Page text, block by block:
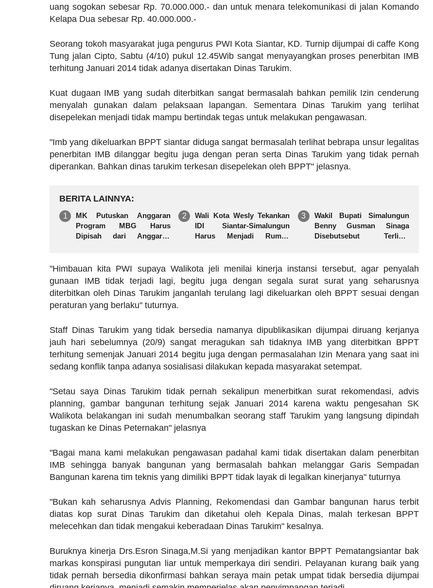
uang sogokan sebesar Rp. 70.000.000.- dan untuk menara telekomunikasi di jalan Komando
Kelapa Dua sebesar Rp. 40.000.000.-
Seorang tokoh masyarakat juga pengurus PWI Kota Siantar, KD. Turnip dijumpai di caffe Kong
Tung jalan Cipto, Sabtu (4/10) pukul 12.45Wib sangat menyayangkan proses penerbitan IMB
terhitung Januari 2014 tidak adanya disertakan Dinas Tarukim.
Kuat dugaan IMB yang sudah diterbitkan sangat bermasalah bahkan pemilik Izin cenderung
menyalah gunakan dalam pelaksaan lapangan. Sementara Dinas Tarukim yang terlihat
disepelekan menjadi tidak mampu bertindak tegas untuk melakukan pengawasan.
"Imb yang dikeluarkan BPPT siantar diduga sangat bermasalah terlihat bebrapa unsur legalitas
penerbitan IMB dilanggar begitu juga dengan peran serta Dinas Tarukim yang tidak pernah
diperankan. Bahkan dinas tarukim terkesan disepelekan oleh BPPT" jelasnya.
BERITA LAINNYA
MK Putuskan Anggaran
Program MBG Harus
Dipisah dari Anggaran
Wali Kota Wesly Tekankan
IDI Siantar-Simalungun
Harus Menjadi Rumah
Wakil Bupati Simalungun
Benny Gusman Sinaga
Disebutsebut Terlibat
Simalungun
"Himbauan kita PWI supaya Walikota jeli menilai kinerja instansi tersebut, agar penyalah
gunaan IMB tidak terjadi lagi, begitu juga dengan segala surat surat yang seharusnya
diterbitkan oleh Dinas Tarukim janganlah terulang lagi dikeluarkan oleh BPPT sesuai dengan
peraturan yang berlaku" tuturnya.
Staff Dinas Tarukim yang tidak bersedia namanya dipublikasikan dijumpai diruang kerjanya
jauh hari sebelumnya (20/9) sangat meragukan sah tidaknya IMB yang diterbitkan BPPT
terhitung semenjak Januari 2014 begitu juga dengan permasalahan Izin Menara yang saat ini
sedang konflik tanpa adanya sosialisasi dilakukan kepada masyarakat setempat.
"Setau saya Dinas Tarukim tidak pernah sekalipun menerbitkan surat rekomendasi, advis
planning, gambar bangunan terhitung sejak Januari 2014 karena waktu pengesahan SK
Walikota belakangan ini sudah menumbalkan seorang staff Tarukim yang langsung dipindah
tugaskan ke Dinas Peternakan" jelasnya
"Bagai mana kami melakukan pengawasan padahal kami tidak disertakan dalam penerbitan
IMB sehingga banyak bangunan yang bermasalah bahkan melanggar Garis Sempadan
Bangunan karena tim teknis yang dimiliki BPPT tidak layak di legalkan kinerjanya" tuturnya
"Bukan kah seharusnya Advis Planning, Rekomendasi dan Gambar bangunan harus terbit
diatas kop surat Dinas Tarukim dan diketahui oleh Kepala Dinas, malah terkesan BPPT
melecehkan dan tidak mengakui keberadaan Dinas Tarukim" kesalnya.
Buruknya kinerja Drs.Esron Sinaga,M.Si yang menjadikan kantor BPPT Pematangsiantar bak
markas konspirasi pungutan liar untuk memperkaya diri sendiri. Pelayanan kurang baik yang
tidak pernah bersedia dikonfirmasi bahkan seraya main petak umpat tidak bersedia dijumpai